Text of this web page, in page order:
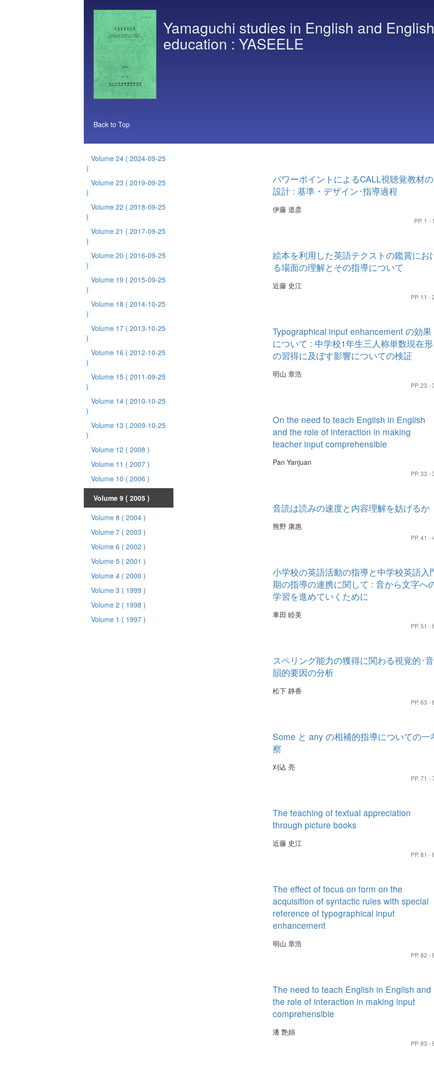
Yamaguchi studies in English and
education : YASEELE
Back to Top
Volume 24 ( 2024-09-25
)
Volume 23 ( 2019-09-25
)
Volume 22 ( 2018-09-25
)
Volume 21 ( 2017-09-25
)
Volume 20 ( 2016-09-25
)
Volume 19 ( 2015-09-25
)
Volume 18 ( 2014-10-25
)
Volume 17 ( 2013-10-25
)
Volume 16 ( 2012-10-25
)
Volume 15 ( 2011-09-25
)
Volume 14 ( 2010-10-25
)
Volume 13 ( 2009-10-25
)
Volume 12 ( 2008 )
Volume 11 ( 2007 )
Volume 10 ( 2006 )
Volume 9 ( 2005 )
Volume 8 ( 2004 )
Volume 7 ( 2003 )
Volume 6 ( 2002 )
Volume 5 ( 2001 )
Volume 4 ( 2000 )
Volume 3 ( 1999 )
Volume 2 ( 1998 )
Volume 1 ( 1997 )
パワーポイントによるCALL視聴覚教材の
設計 : 基準・デザイン･指導過程
伊藤 道彦
PP. 1 -
絵本を利用した英語テクストの鑑賞にお
る場面の理解とその指導について
近藤 史江
PP. 11 -
Typographical input enhancement の効果
について : 中学校1年生三人称単数現在形
の習得に及ぼす影響についての検証
明山 章浩
PP. 23 -
On the need to teach English in English
and the role of interaction in making
teacher input comprehensible
Pan Yanjuan
PP. 33 -
音読は読みの速度と内容理解を妨げるか
熊野 康惠
PP. 41 -
小学校の英語活動の指導と中学校英語入
期の指導の連携に関して : 音から文字へ
学習を進めていくために
車田 睦美
PP. 51 -
スペリング能力の獲得に関わる視覚的･音
韻的要因の分析
松下 静香
PP. 63 -
Some と any の相補的指導についての一
察
刈込 亮
PP. 71 -
The teaching of textual appreciation
through picture books
近藤 史江
PP. 81 -
The effect of focus on form on the
acquisition of syntactic rules with special
reference of typographical input
enhancement
明山 章浩
PP. 82 -
The need to teach English in English and
the role of interaction in making input
comprehensible
潘 艶娟
PP. 83 -